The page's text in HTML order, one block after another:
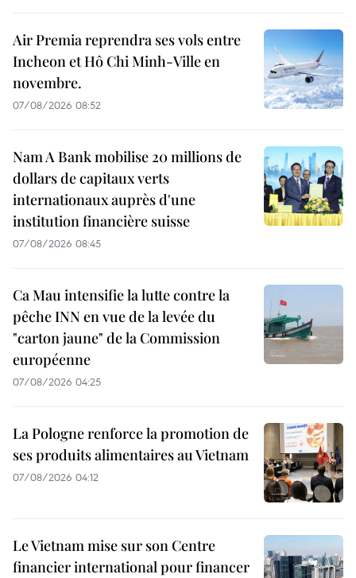
Air Premia reprendra ses vols entre
Incheon et Hô Chi Minh-Ville en
novembre.
07/08/2026 08:52
Nam A Bank mobilise 20 millions de
dollars de capitaux verts
internationaux auprès d'une
institution financière suisse
07/08/2026 08:45
Ca Mau intensifie la lutte contre la
pêche INN en vue de la levée du
"carton jaune" de la Commission
européenne
07/08/2026 04:25
La Pologne renforce la promotion de
ses produits alimentaires au Vietnam
07/08/2026 04:12
Le Vietnam mise sur son Centre
financier international pour financer